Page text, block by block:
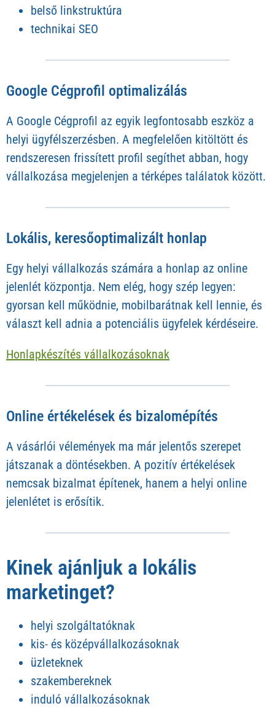
belső linkstruktúra
technikai SEO
Google Cégprofil optimalizálás
A Google Cégprofil az egyik legfontosabb eszköz a
helyi ügyfélszerzésben. A megfelelően kitöltött és
rendszeresen frissített profil segíthet abban, hogy
vállalkozása megjelenjen a térképes találatok között.
Lokális, keresőoptimalizált honlap
Egy helyi vállalkozás számára a honlap az online
jelenlét központja. Nem elég, hogy szép legyen:
gyorsan kell működnie, mobilbarátnak kell lennie, és
választ kell adnia a potenciális ügyfelek kérdéseire.
Honlapkészítés vállalkozásoknak
Online értékelések és bizalomépítés
A vásárlói vélemények ma már jelentős szerepet
játszanak a döntésekben. A pozitív értékelések
nemcsak bizalmat építenek, hanem a helyi online
jelenlétet is erősítik.
Kinek ajánljuk a lokális
marketinget?
helyi szolgáltatóknak
kis- és középvállalkozásoknak
üzleteknek
szakembereknek
induló vállalkozásoknak